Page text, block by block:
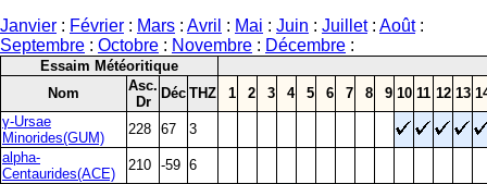
Janvier : Février : Mars : Avril : Mai : Juin : Juillet: Août:
Septembre : Octobre : Novembre : Décembre :
Essaim Météoritique
Nom
Asc.
Dr
Déc THZ 1 2 3 4 5 6 7 8 9 10 11 12 13
γ-Ursae
Minorides(GUM)
228 67
3
alpha-
Centaurides(ACE)
210 -59 6